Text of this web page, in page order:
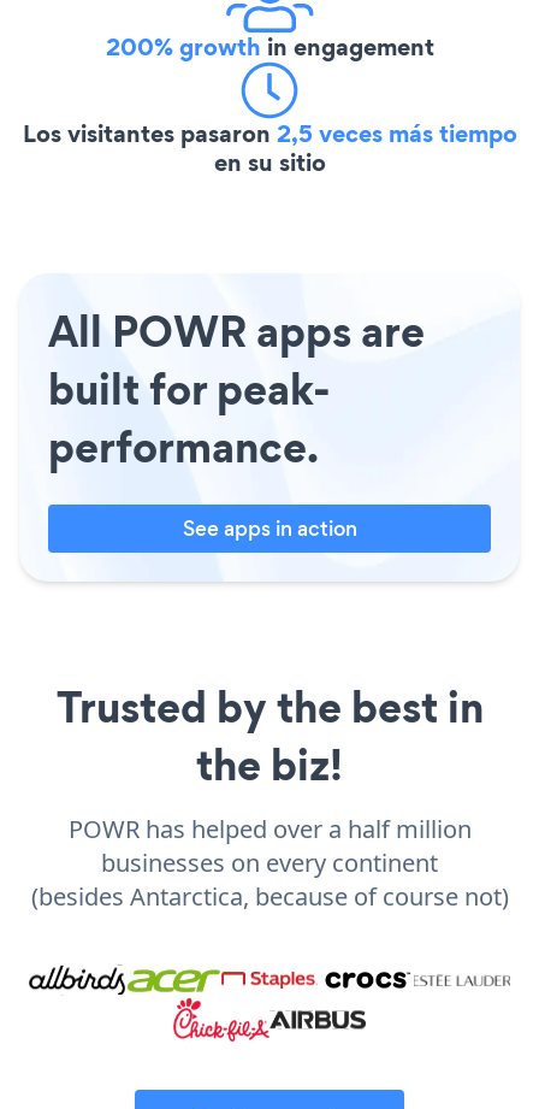
200% growth in engagement
Los visitantes pasaron 2,5 veces más tiempo
en su sitio
All POWR apps are
built for peak-
performance.
See apps in action
Trusted by the best in
the biz!
POWR has helped over a half million
businesses on every continent
(besides Antarctica, because of course not)